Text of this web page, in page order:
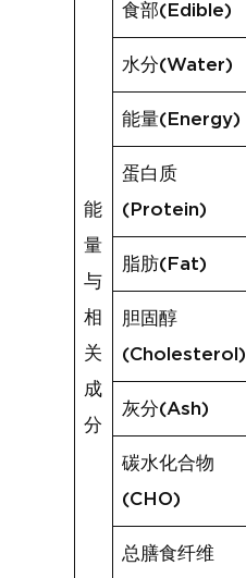
能
量
与
相
关
成
分
食部(Edible)
水分(Water)
能量(Energy)
蛋白质
(Protein)
脂肪(Fat)
胆固醇
(Cholesterol)
灰分(Ash)
碳水化合物
(CHO)
总膳食纤维